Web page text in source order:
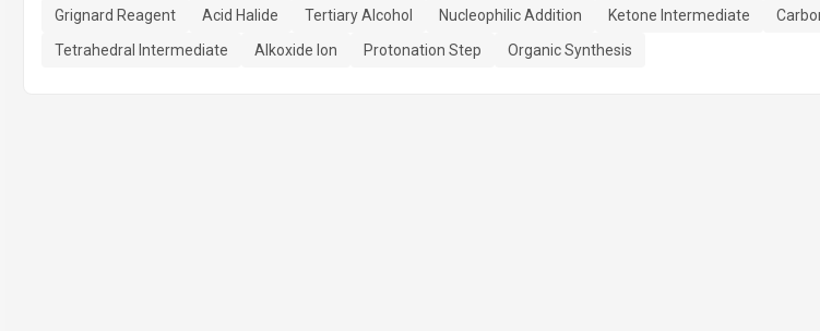
Grignard Reagent Acid Halide Tertiary Alcohol Nucleophilic Addition Ketone Intermediate
Tetrahedral Intermediate
Alkoxide Ion Protonation Step Organic Synthesis